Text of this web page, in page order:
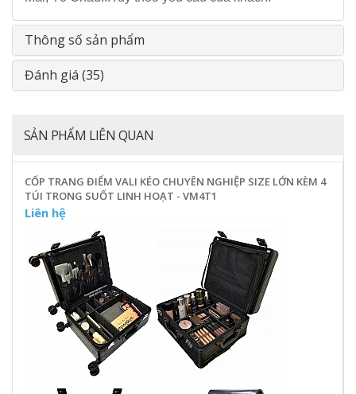
Thông số sản phẩm
Đánh giá (35)
SẢN PHẨM LIÊN QUAN
CỐP TRANG ĐIỂM VALI KÉO CHUYÊN NGHIỆP SIZE LỚN KÈM 4
TÚI TRONG SUỐT LINH HOẠT - VM4T1
Liên hệ